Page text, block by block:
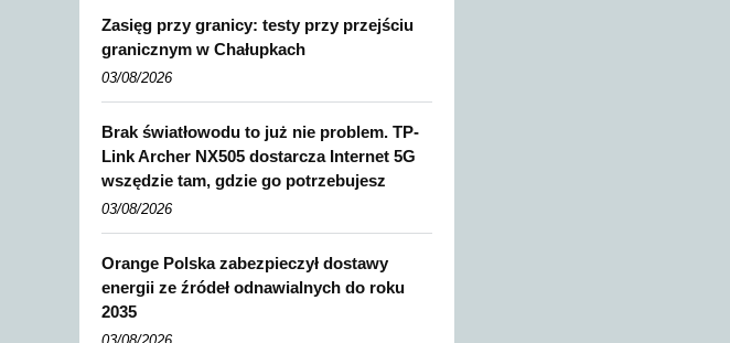
Zasięg przy granicy: testy przy przejściu
granicznym w Chałupkach
03/08/2026
Brak światłowodu to już nie problem. TP-
Link Archer NX505 dostarcza Internet 5G
wszędzie tam, gdzie go potrzebujesz
03/08/2026
Orange Polska zabezpieczył dostawy
energii ze źródeł odnawialnych do roku
2035